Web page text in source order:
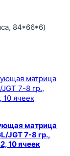
84*66*6)
матрица
JGT 7-8 гр.,
10 ячеек